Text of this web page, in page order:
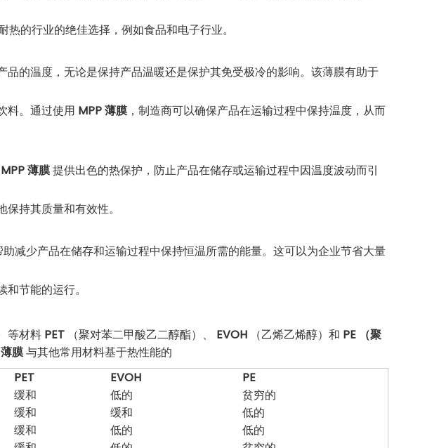
的行业的绝佳选择，例如食品和电子行业。
的温度，无论是保持产品温暖还是保护其免受极冷的影响。该薄膜有助于
料。通过使用 MPP 薄膜 ，制造商可以确保产品在运输过程中保持温度，从而
MPP 薄膜提供出色的热保护，防止产品在储存或运输过程中因温度波动而引
持其质量和有效性。
助减少产品在储存和运输过程中保持恒温所需的能量。这可以为企业节省大量
节能的运行。
等材料 PET （聚对苯二甲酸乙二醇酯）、 EVOH （乙烯乙烯醇）和 PE （聚
膜与其他常用材料基于热性能的
PET EVOH
PE
缓和 低的
贫穷的
缓和 缓和
低的
缓和 低的
低的